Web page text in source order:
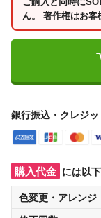
ん。 著作権はお客
銀行振込・クレジ
購入代金 には以
色変更・アレンジ